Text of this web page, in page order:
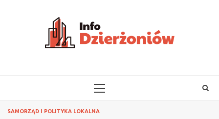
PRIMARY
SAMORZĄD I POLITYKA LOKALNA